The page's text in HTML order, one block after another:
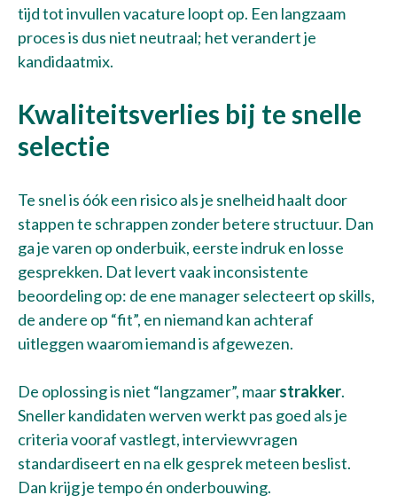
tijd tot invullen vacature loopt op. Een langzaam
proces is dus niet neutraal; het verandert je
kandidaatmix.
Kwaliteitsverlies bij te snelle
selectie
Te snel is óók een risico als je snelheid haalt door
stappen te schrappen zonder betere structuur. Dan
ga je varen op onderbuik, eerste indruk en losse
gesprekken. Dat levert vaak inconsistente
beoordeling op: de ene manager selecteert op skills,
de andere op “fit”, en niemand kan achteraf
uitleggen waarom iemand is afgewezen.
De oplossing is niet “langzamer”, maarstrakker.
Sneller kandidaten werven werkt pas goed als je
criteria vooraf vastlegt, interviewvragen
standardiseert en na elk gesprek meteen beslist.
Dan krijg je tempo én onderbouwing.